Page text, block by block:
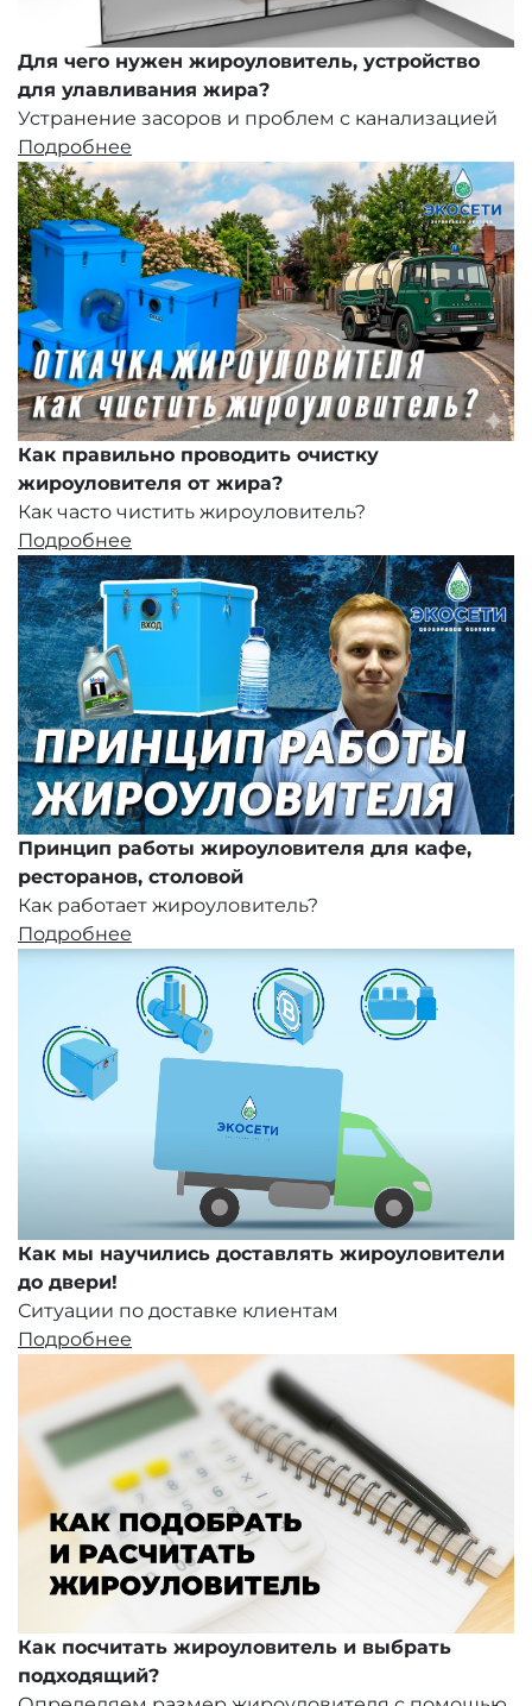
Для чего нужен жироуловитель, устройство
для улавливания жира?
Устранение засоров и проблем с канализацией
Подробнее
Как правильно проводить очистку
жироуловителя от жира?
Как часто чистить жироуловитель?
Подробнее
Принцип работы жироуловителя для кафе,
ресторанов, столовой
Как работает жироуловитель?
Подробнее
Как мы научились доставлять жироуловители
до двери!
Ситуации по доставке клиентам
Подробнее
Как посчитать жироуловитель и выбрать
подходящий?